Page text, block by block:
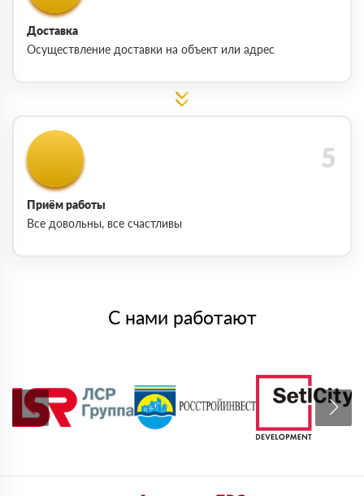
Доставка
Осуществление доставки на объект или адрес
Приём работы
Все довольны, все счастливы
С нами работают